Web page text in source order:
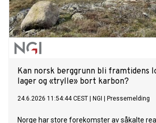
Kan norsk berggrunn bli framtidens
lager og «trylle» bort karbon?
24.6.2026 11:54:44 CEST NGI Pressemelding
Norge har store forekomster av såkalte